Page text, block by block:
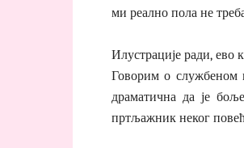
ми реално пола не
Илустрације ради, ево
Говорим о службеном
драматична да је
пртљажник неког